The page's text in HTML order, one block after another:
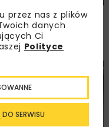
HYDROTECHNIKA
NBI
przez nas z plików
danych
Ci
Polityce
SERWISU